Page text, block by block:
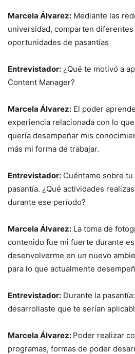
Marcela Álvarez: Mediante las
universidad, comparten
oportunidades de pasantías
Entrevistador: ¿Qué te motivó a
Content Manager?
Marcela Álvarez: El poder
experiencia relacionada con lo
quería desempeñar mis
más mi forma de trabajar.
Entrevistador: Cuéntame sobre
pasantía. ¿Qué actividades
durante ese período?
Marcela Álvarez: La toma de
contenido fue mi fuerte durante
desenvolverme en un nuevo
para lo que actualmente
Entrevistador: Durante la
desarrollaste que te serían
Marcela Álvarez: Poder realizar
programas, formas de poder